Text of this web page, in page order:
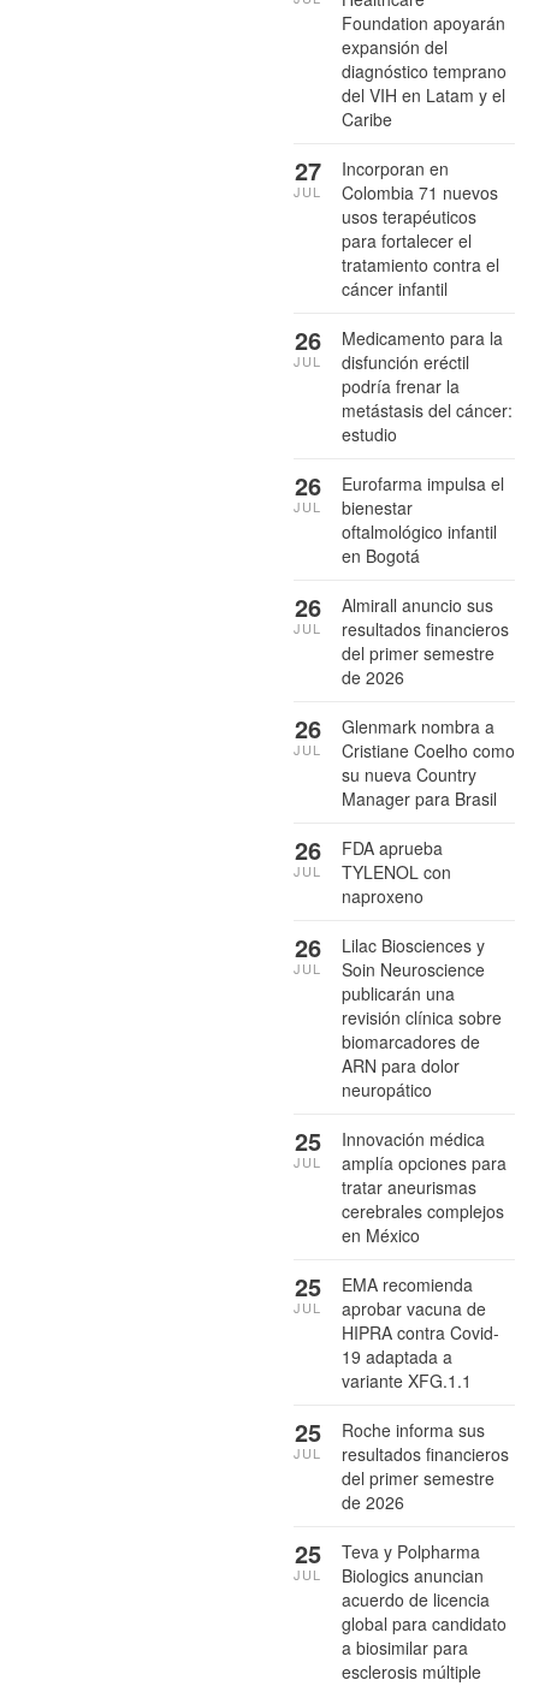
Foundation apoyarán
expansión del
diagnóstico temprano
del VIH en Latam y el
Caribe
Incorporan en
Colombia 71 nuevos
usos terapéuticos
para fortalecer el
tratamiento contra el
cáncer infantil
27
JUL
Medicamento para la
disfunción eréctil
podría frenar la
metástasis del cáncer:
estudio
26
JUL
Eurofarma impulsa el
bienestar
oftalmológico infantil
en Bogotá
26
JUL
Almirall anuncio sus
resultados financieros
del primer semestre
de 2026
26
JUL
Glenmark nombra a
Cristiane Coelho como
su nueva Country
Manager para Brasil
26
JUL
FDA aprueba
TYLENOL con
naproxeno
26
JUL
Lilac Biosciences y
Soin Neuroscience
publicarán una
revisión clínica sobre
biomarcadores de
ARN para dolor
neuropático
26
JUL
Innovación médica
amplía opciones para
tratar aneurismas
cerebrales complejos
en México
25
JUL
EMA recomienda
aprobar vacuna de
HIPRA contra Covid-
19 adaptada a
variante XFG.1.1
25
JUL
Roche informa sus
resultados financieros
del primer semestre
de 2026
25
JUL
Teva y Polpharma
Biologics anuncian
acuerdo de licencia
global para candidato
a biosimilar para
esclerosis múltiple
25
JUL